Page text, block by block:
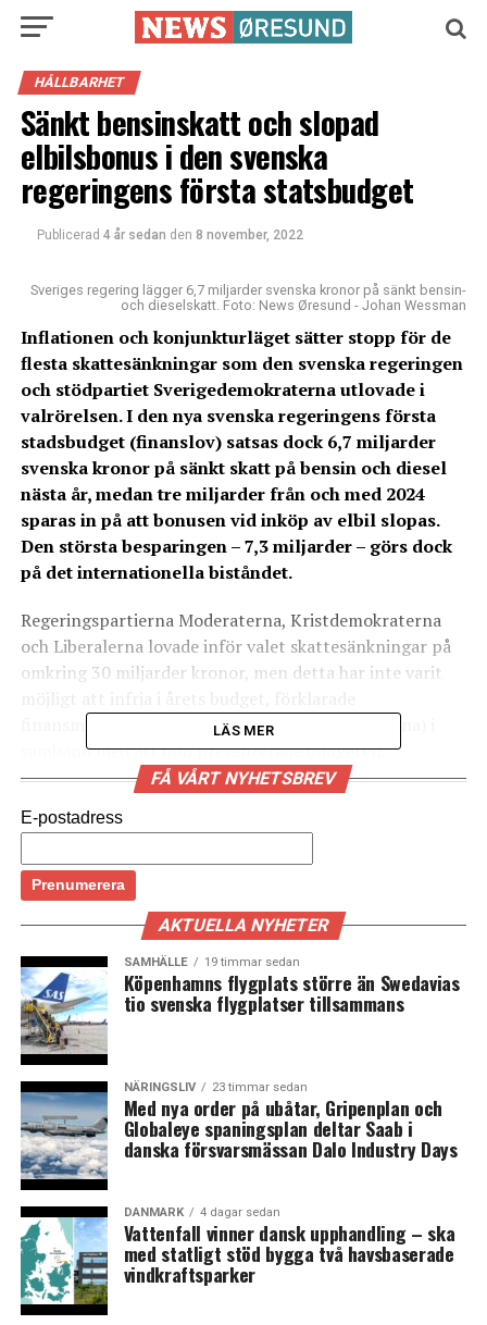
HÅLLBARHET
Sänkt bensinskatt och slopad
elbilsbonus i den svenska
regeringens första statsbudget
Publicerad 4 år sedan den 8 november, 2022
Sveriges regering lägger 6,7 miljarder svenska kronor på sänkt bensin-
och dieselskatt. Foto: News Øresund - Johan Wessman
Inflationen och konjunkturläget sätter stopp för de
flesta skattesänkningar som den svenska regeringen
och stödpartiet Sverigedemokraterna utlovade i
valrörelsen. I den nya svenska regeringens första
stadsbudget (finanslov) satsas dock 6,7 miljarder
svenska kronor på sänkt skatt på bensin och diesel
nästa år, medan tre miljarder från och med 2024
sparas in på att bonusen vid inköp av elbil slopas.
Den största besparingen – 7,3 miljarder – görs dock
på det internationella biståndet.
Regeringspartierna Moderaterna, Kristdemokraterna
och Liberalerna lovade inför valet skattesänkningar på
omkring 30 miljarder kronor, men detta har inte varit
finansminister Elisabeth Svantesson (Moderaterna) i
samband med att hon presenterade budgeten.
– Det här är en budget som läggs i en väldigt speciell tid.
Läget är svårt, sade hon enligt
Finansministern lyfte dock fram att vallöften som att
prioritera rättsväsendet, försvaret och att stötta
hushåll och företag finns med. Bland satsningarna på
totalt 40,43 miljarder svenska kronor är de största:
– Sänkt drivmedelsskatt (6,7 miljarder SEK)
– Ökade statsbidrag till kommunerna för att täcka upp
för stigande priser (6 miljarder SEK)
– Höjningen av nivån på a-kassan som infördes under
pandemin kvarstår (5,8 miljarder SEK)
– Höjt anslag till försvaret (5 miljarder SEK)
– Höjda anslag till vård och omsorg (2,1 miljarder SEK)
– Höjt avdrag för jobbresor (1,6 miljarder SEK)
LÄS MER
FÅ VÅRT NYHETSBREV
E-postadress
AKTUELLA NYHETER
SAMHÄLLE 19 timmar sedan
Köpenhamns flygplats större än Swedavias
tio svenska flygplatser tillsammans
NÄRINGSLIV 23 timmar sedan
Med nya order på ubåtar, Gripenplan och
Globaleye spaningsplan deltar Saab i
danska försvarsmässan Dalo Industry Days
DANMARK 4 dagar sedan
Vattenfall vinner dansk upphandling – ska
med statligt stöd bygga två havsbaserade
vindkraftsparker